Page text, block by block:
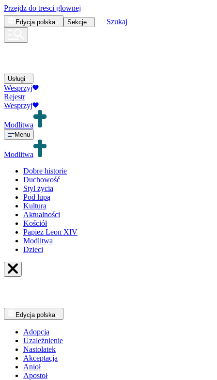
Przejdz do tresci glownej
Edycja polska Sekcje Szukaj
Usługi
Wesprzyj
Rejestr
Wesprzyj
Modlitwa
Menu
Modlitwa
Dobre historie
Duchowość
Styl życia
Pod lupą
Kultura
Aktualności
Kościół
Papież Leon XIV
Modlitwa
Dzieci
Edycja polska
Adopcja
Uzależnienie
Nastolatek
Akceptacja
Anioł
Apostoł